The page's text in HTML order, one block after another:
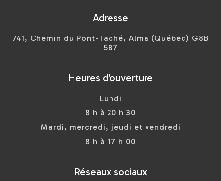
Adresse
741, Chemin du Pont-Taché, Alma (Québec) G8B
5B7
Heures d’ouverture
Lundi
8 h à 20 h 30
Mardi, mercredi, jeudi et vendredi
8 h à 17 h 00
Réseaux sociaux